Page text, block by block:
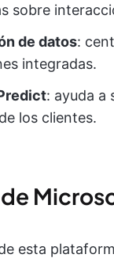
sobre
de datos:
integradas.
: ayuda a
los clientes.
esta